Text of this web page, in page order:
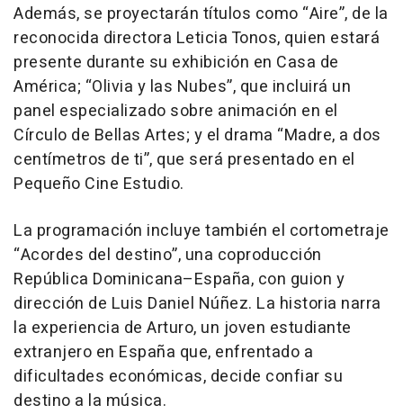
Además, se proyectarán títulos como “Aire”, de la
reconocida directora Leticia Tonos, quien estará
presente durante su exhibición en Casa de
América; “Olivia y las Nubes”, que incluirá un
panel especializado sobre animación en el
Círculo de Bellas Artes; y el drama “Madre, a dos
centímetros de ti”, que será presentado en el
Pequeño Cine Estudio.
La programación incluye también el cortometraje
“Acordes del destino”, una coproducción
República Dominicana–España, con guion y
dirección de Luis Daniel Núñez. La historia narra
la experiencia de Arturo, un joven estudiante
extranjero en España que, enfrentado a
dificultades económicas, decide confiar su
destino a la música.